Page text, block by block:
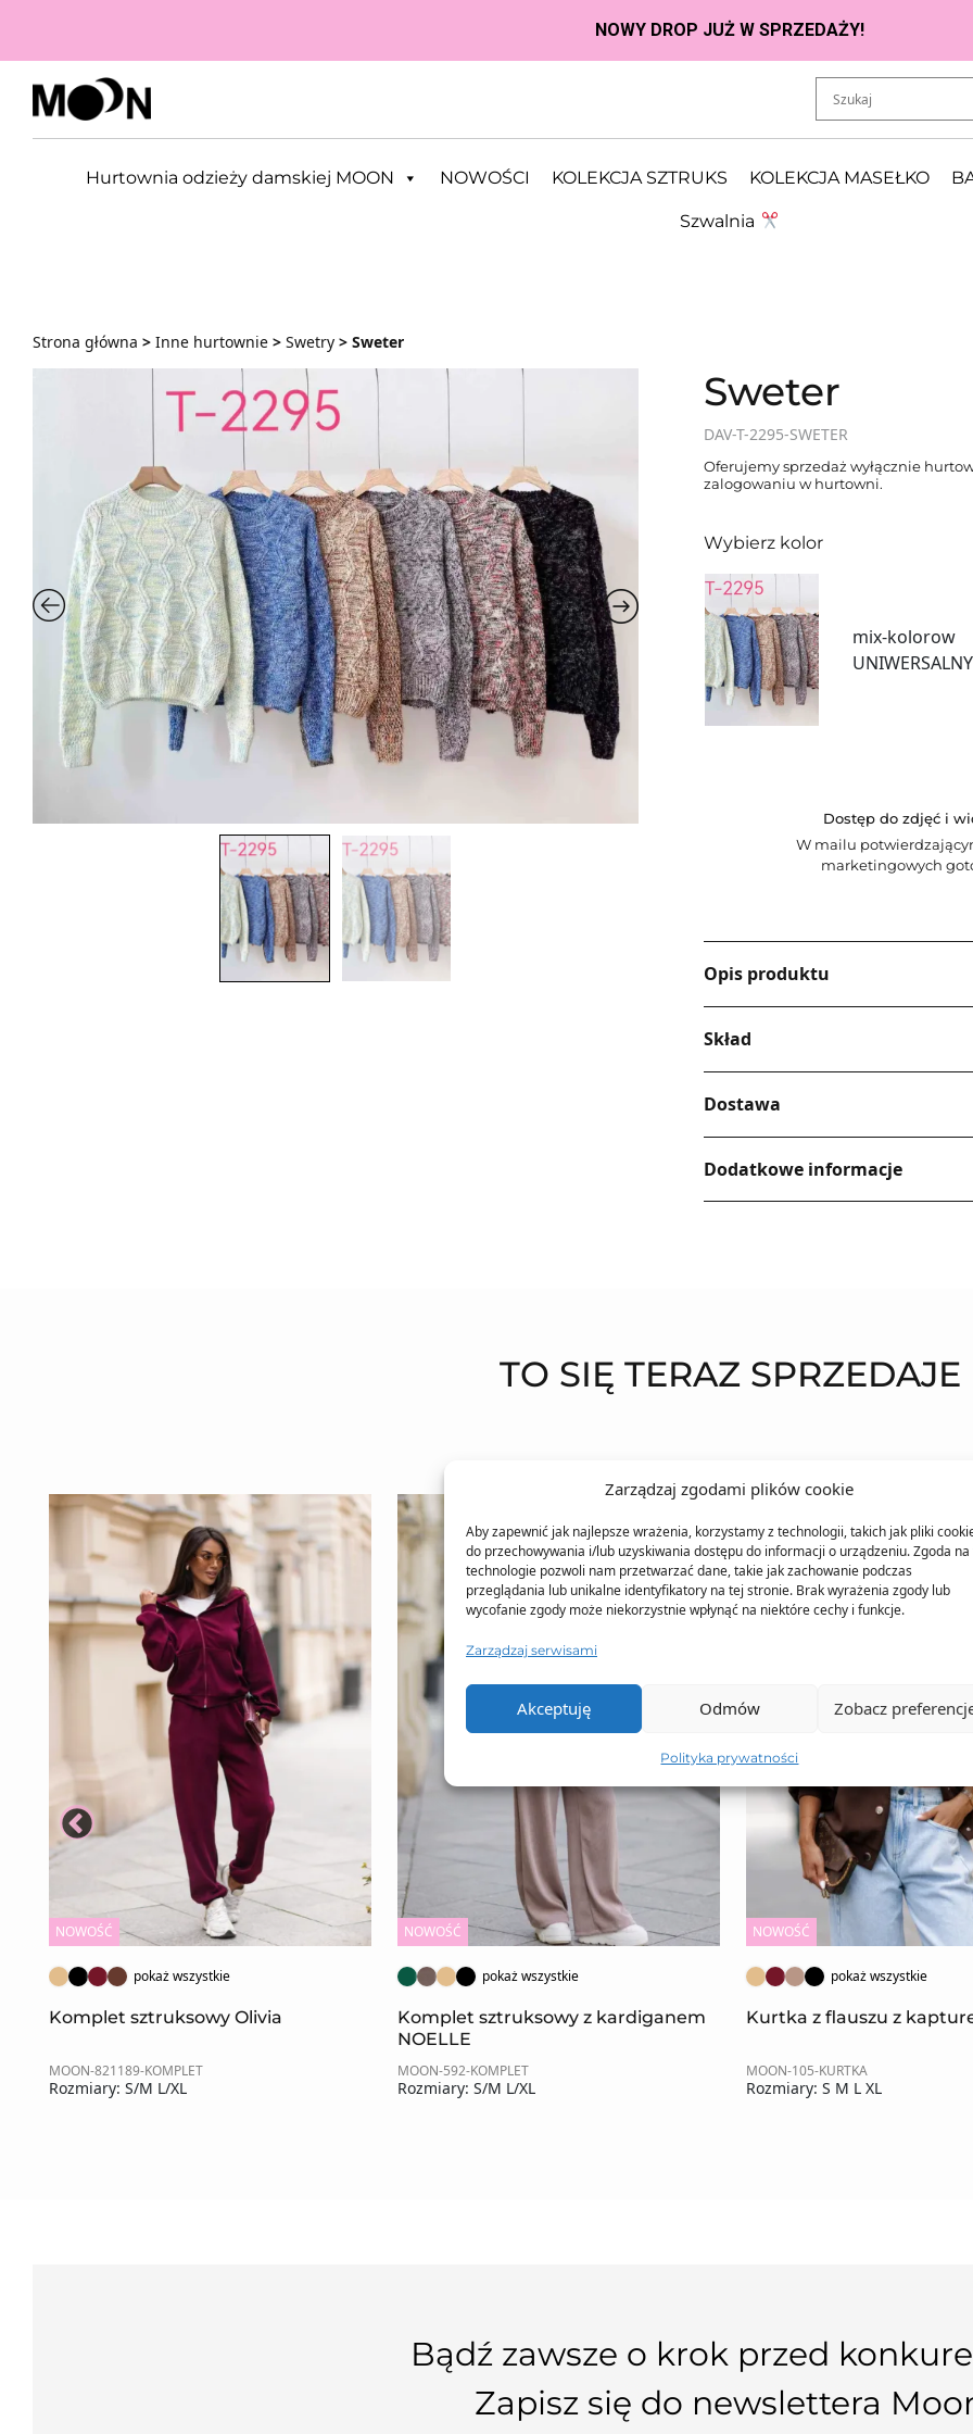
Zarządzaj zgodami plików cookie
Aby zapewnić jak najlepsze wrażenia, korzystamy z technologii, takich jak pliki
do przechowywania i/lub uzyskiwania dostępu do informacji o urządzeniu. Zgoda na
technologie pozwoli nam przetwarzać dane, takie jak zachowanie podczas
przeglądania lub unikalne identyfikatory na tej stronie. Brak wyrażenia zgody lub
wycofanie zgody może niekorzystnie wpłynąć na niektóre cechy i funkcje.
Zarządzaj serwisami
Akceptuję Odmów Zobacz
Polityka prywatności
Przejdź do zawartości
Hurtownia odzieży damskiej MOON NOWOŚCI KOLEKCJA SZTRUKS KOLEKCJA MASEŁKO
Szwalnia
Strona główna > Inne hurtownie > Swetry > Sweter
Sweter
DAV-T-2295-SWETER
Oferujemy sprzedaż wyłącznie
zalogowaniu w hurtowni.
Wybierz kolor
mix-kolorow
UNIWERSALNY
Dostęp do zdjęć i
W mailu
marketingowych
Opis produktu
Skład
Dostawa
Dodatkowe informacje
TO SIĘ TERAZ SPRZEDAJE
NOWOŚĆ
pokaż wszystkie
Komplet sztruksowy Olivia
MOON-821189-KOMPLET
Rozmiary: S/M L/XL
NOWOŚĆ
pokaż wszystkie
Komplet sztruksowy z kardiganem
NOELLE
MOON-592-KOMPLET
Rozmiary: S/M L/XL
NOWOŚĆ
pokaż wszystkie
Kurtka z flauszu z
MOON-105-KURTKA
Rozmiary: S M L XL
Bądź zawsze o krok przed
Zapisz się do newslettera